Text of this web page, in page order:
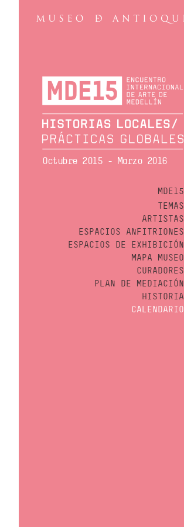
Octubre 2015 - Marzo 2016
MDE15
TEMAS
ARTISTAS
ESPACIOS ANFITRIONES
ESPACIOS DE EXHIBICIÓN
MAPA MUSEO
CURADORES
PLAN DE MEDIACIÓN
HISTORIA
CALENDARIO